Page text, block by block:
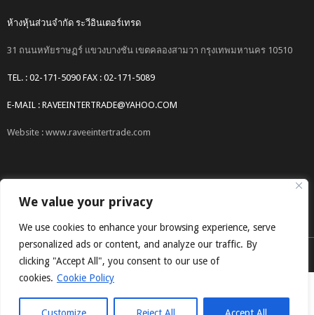
We value your privacy
We use cookies to enhance your browsing experience, serve
personalized ads or content, and analyze our traffic. By
clicking "Accept All", you consent to our use of
cookies. Cookie Policy
ห้างหุ้นส่วนจำกัด ระวีอินเตอร์เทรด
31 ถนนหทัยราษฏร์ แขวงบางชัน เขตคลองสามวา กรุงเทพมหานคร 10510
TEL. : 02-171-5090 FAX : 02-171-5089
E-MAIL : RAVEEINTERTRADE@YAHOO.COM
Website : www.raveeintertrade.com
COPYRIGHT © 2017 RAVEEINTERTRADE CO.,LTD.